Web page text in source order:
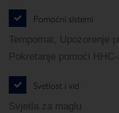
Pomoćni sistemi
Tempomat, Upozorenje
Pokretanje pomoći
Svetlost i vid
Svjetla za maglu